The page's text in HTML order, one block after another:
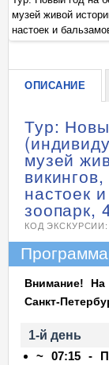
музей живой
настоек и
ОПИСАНИЕ
Тур:
музей
настоек
зоопарк,
КОД ЭКСКУРСИИ:
Программа
Внимание! На
Санкт-
1-й день
~ 07:15 -